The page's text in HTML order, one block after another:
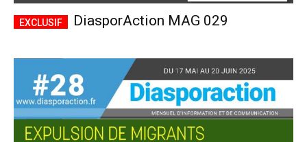
DiasporAction MAG 029